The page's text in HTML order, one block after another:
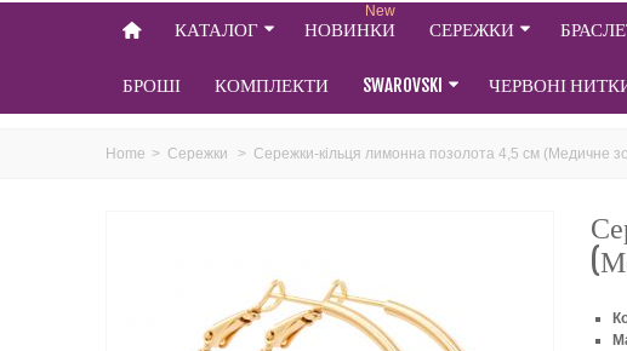
КАТАЛОГ НОВИНКИ
New
СЕРЕЖКИ
БРОШІ КОМПЛЕКТИ SWAROVSKI ЧЕРВОНІ
Home > Сережки > Сережки-кільця лимонна позолота 4,5 см (Медичне